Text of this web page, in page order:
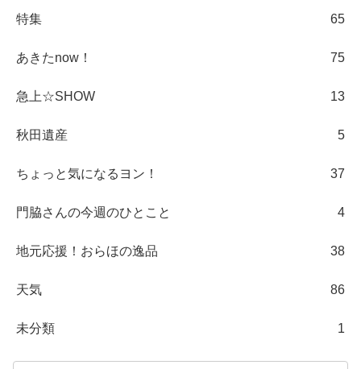
特集 65
あきたnow！ 75
急上☆SHOW 13
秋田遺産 5
ちょっと気になるヨン！ 37
門脇さんの今週のひとこと 4
地元応援！おらほの逸品 38
天気 86
未分類 1